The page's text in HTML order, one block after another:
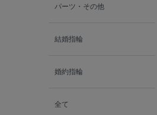
パーツ・その他
結婚指輪
婚約指輪
全て